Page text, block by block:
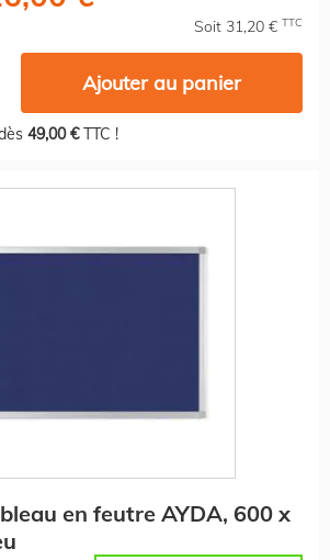
Soit 31,20 € TTC
Ajouter au panier
49,00 €TTC !
en feutre AYDA, 600 x